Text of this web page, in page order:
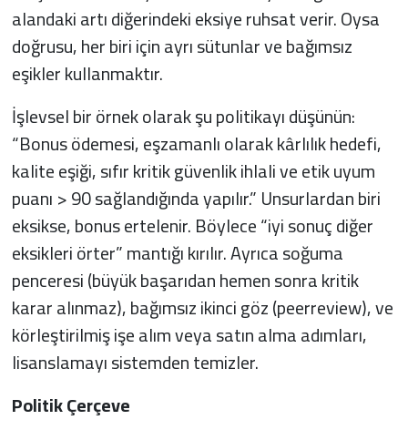
alandaki artı diğerindeki eksiye ruhsat verir. Oysa
doğrusu, her biri için ayrı sütunlar ve bağımsız
eşikler kullanmaktır.
İşlevsel bir örnek olarak şu politikayı düşünün:
“Bonus ödemesi, eşzamanlı olarak kârlılık hedefi,
kalite eşiği, sıfır kritik güvenlik ihlali ve etik uyum
puanı > 90 sağlandığında yapılır.” Unsurlardan biri
eksikse, bonus ertelenir. Böylece “iyi sonuç diğer
eksikleri örter” mantığı kırılır. Ayrıca soğuma
penceresi (büyük başarıdan hemen sonra kritik
karar alınmaz), bağımsız ikinci göz (peerreview), ve
körleştirilmiş işe alım veya satın alma adımları,
lisanslamayı sistemden temizler.
Politik Çerçeve